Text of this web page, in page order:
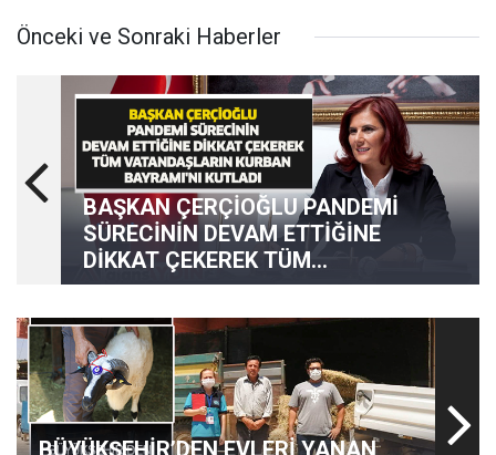
Önceki ve Sonraki Haberler
BAŞKAN ÇERÇİOĞLU PANDEMİ
SÜRECİNİN DEVAM ETTİĞİNE
DİKKAT ÇEKEREK TÜM
VATANDAŞLARIN KURBAN
BAYRAMI'NI KUTLADI